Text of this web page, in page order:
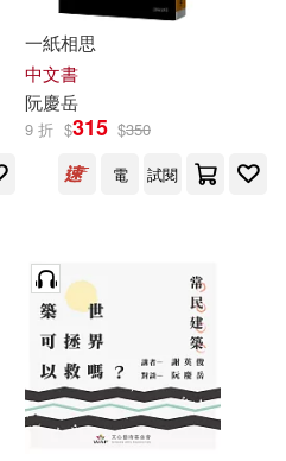
一紙相思
中文書
阮慶岳
9 折 $315 $350
電
試閱